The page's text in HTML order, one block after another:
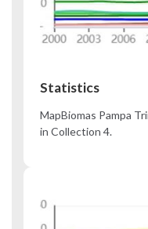
Statistics
MapBiomas Pampa
in Collection 4.